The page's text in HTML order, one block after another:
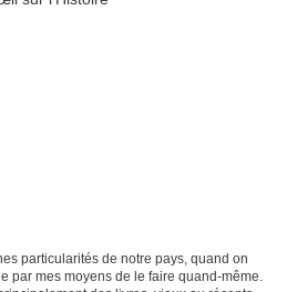
particularités de notre pays, quand on
par mes moyens de le faire quand-même.